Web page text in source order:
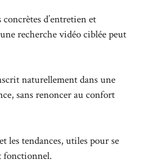
d’entretien et
recherche vidéo ciblée peut
naturellement dans une
sans renoncer au confort
les tendances, utiles pour se
fonctionnel.